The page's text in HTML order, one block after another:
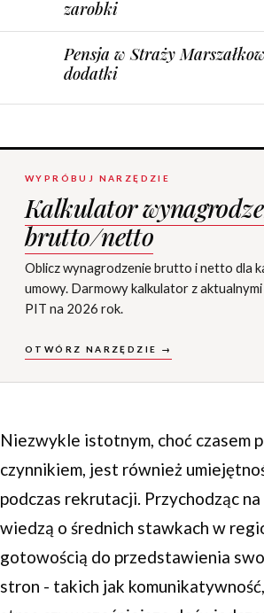
zarobki
Pensja w Straży
dodatki
WYPRÓBUJ NARZĘDZIE
Kalkulator
brutto/netto
Oblicz wynagrodzenie brutto i netto dla
umowy. Darmowy kalkulator z aktualnymi
PIT na 2026 rok.
OTWÓRZ NARZĘDZIE →
Niezwykle istotnym, choć czasem
czynnikiem, jest również
podczas rekrutacji. Przychodząc
wiedzą o średnich stawkach w
gotowością do przedstawienia
stron - takich jak